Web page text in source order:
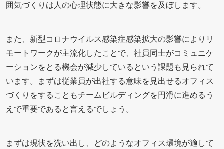
囲気づくりは人の心理状態に大きな影響を及ぼします。
また、新型コロナウイルス感染症感染拡大の影響によりリ
モートワークが主流化したことで、社員同士がコミュニケ
ーションをとる機会が減少しているという課題も見られて
います。まずは従業員が出社する意味を見出せるオフィス
づくりをすることもチームビルディングを円滑に進めるう
えで重要であると言えるでしょう。
まずは現状を洗い出し、どのようなオフィス環境が適して